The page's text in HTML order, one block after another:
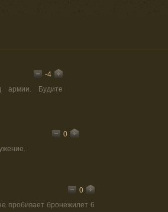
-4
армии. Будите
0
0
пробивает бронежилет 6